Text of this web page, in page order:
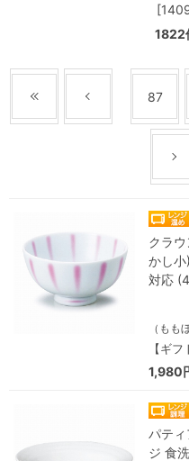
1822
87
クラ
かし
対応
（もも
【ギフ
1,980
パテ
ジ 食